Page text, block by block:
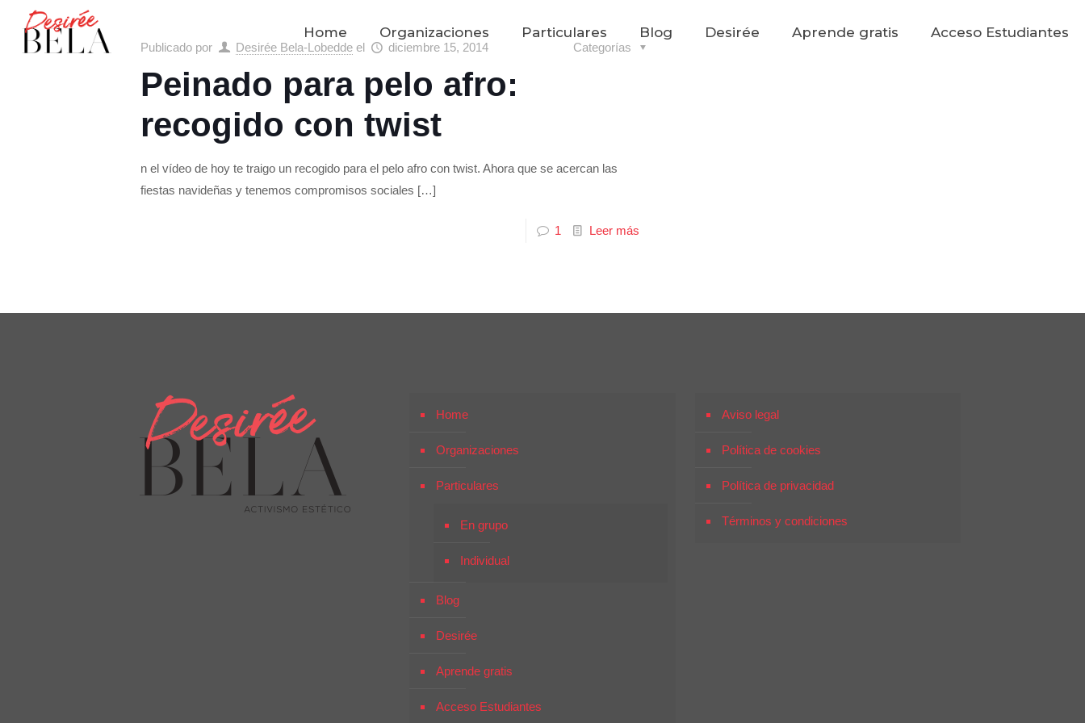
Home Organizaciones Particulares Blog Desirée Aprende gratis Acceso Estudiantes
Publicado por Desirée Bela-Lobedde el diciembre 15, 2014 Categorías
Peinado para pelo afro:
recogido con twist
n el vídeo de hoy te traigo un recogido para el pelo afro con twist. Ahora que se acercan las
fiestas navideñas y tenemos compromisos sociales […]
1 Leer más
Home
Organizaciones
Particulares
En grupo
Individual
Blog
Desirée
Aprende gratis
Acceso Estudiantes
Aviso legal
Política de cookies
Política de privacidad
Términos y condiciones